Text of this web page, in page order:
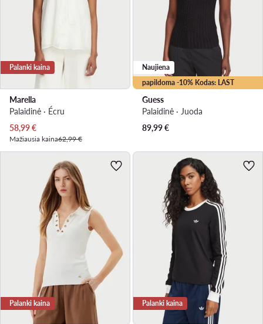
Palanki kaina
Marella
Palaidinė · Écru
Dabartinė kaina
58,99€
Mažiausia kaina62,99 €
papildoma -10% Kodas: LAST
Naujiena
Guess
Palaidinė · Juoda
89,99€
Palanki kaina Palanki kaina